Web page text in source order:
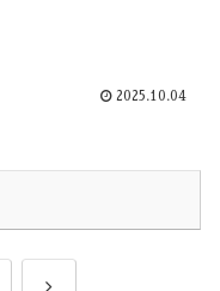
2025.10.04
次